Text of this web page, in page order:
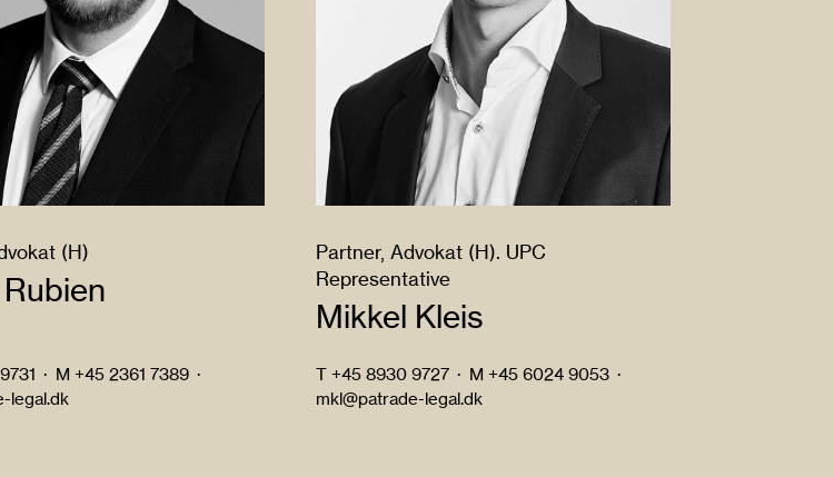
(H)
· M +45 2361 7389 ·
legal.dk
Partner, Advokat (H). UPC
Representative
Mikkel Kleis
T +45 8930 9727 · M +45 6024 9053 ·
mkl@patrade-legal.dk